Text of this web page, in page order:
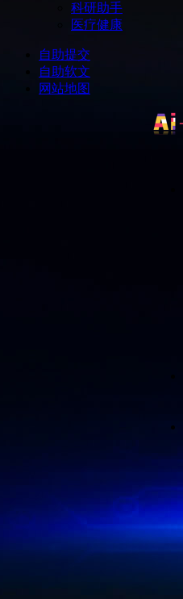
科研助手
医疗健康
自助提交
自助软文
网站地图